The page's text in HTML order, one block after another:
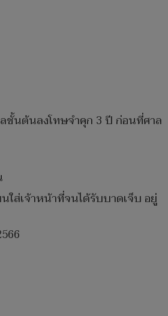
นต้นลงโทษจำคุก 3 ปี ก่อนที่ศาล
ใส่เจ้าหน้าที่จนได้รับบาดเจ็บ อยู่